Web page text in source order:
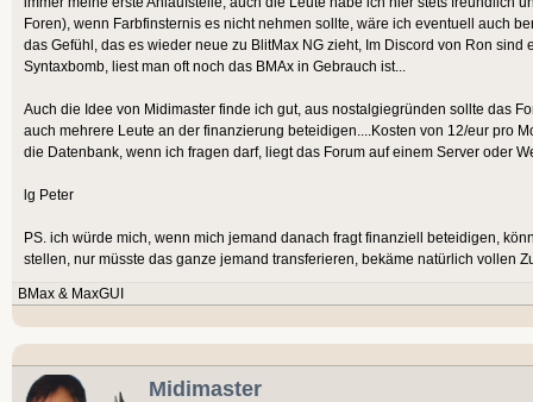
Foren), wenn Farbfinsternis es nicht nehmen sollte, wäre ich eventuell auch
das Gefühl, das es wieder neue zu BlitMax NG zieht, Im Discord von Ron
Syntaxbomb, liest man oft noch das BMAx in Gebrauch ist...
Auch die Idee von Midimaster finde ich gut, aus nostalgiegründen sollte das
auch mehrere Leute an der finanzierung beteidigen....Kosten von 12/eur pro
die Datenbank, wenn ich fragen darf, liegt das Forum auf einem Server oder
lg Peter
PS. ich würde mich, wenn mich jemand danach fragt finanziell beteidigen,
stellen, nur müsste das ganze jemand transferieren, bekäme natürlich vollen
BMax & MaxGUI
Midimaster